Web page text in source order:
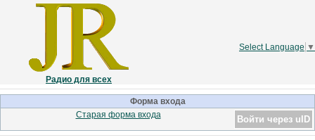
Радио для всех
Select Language ▼
Форма входа
Войти через uID
Старая форма входа